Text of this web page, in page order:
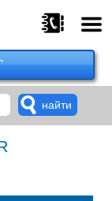
375
224-
00-